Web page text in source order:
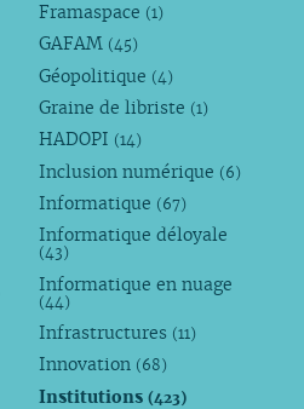
Framaspace (1)
GAFAM (45)
Géopolitique (4)
Graine de libriste (1)
HADOPI (14)
Inclusion numérique (6)
Informatique (67)
Informatique déloyale
(43)
Informatique en nuage
(44)
Infrastructures (11)
Innovation (68)
Institutions(423)